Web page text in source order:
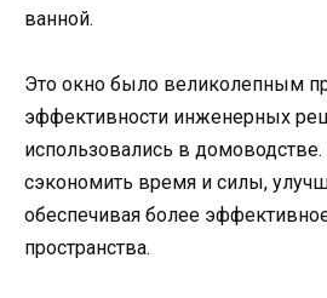
ванной.
Это окно было великолепным
эффективности инженерных
использовались в
сэкономить время и силы,
обеспечивая более
пространства.